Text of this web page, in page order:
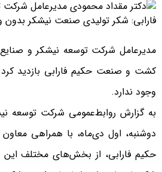
مدیرعامل شرکت توسعه نیشکر و صنایع
کشت و صنعت حکیم فارابی بازدید کرد و
وجود ندارد.
به گزارش روابط‌عمومی شرکت توسعه
دوشنبه، اول دی‌ماه، با همراهی
حکیم فارابی، از بخش‌های مختلف این